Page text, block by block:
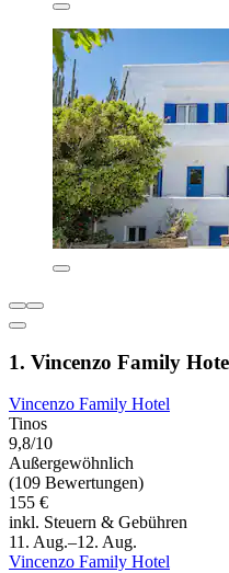
1. Vincenzo Family
Vincenzo Family Hotel
Tinos
9,8/10
Außergewöhnlich
(109 Bewertungen)
155 €
inkl. Steuern & Gebühren
11. Aug.–12. Aug.
Vincenzo Family Hotel